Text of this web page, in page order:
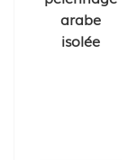
arabe
isolée